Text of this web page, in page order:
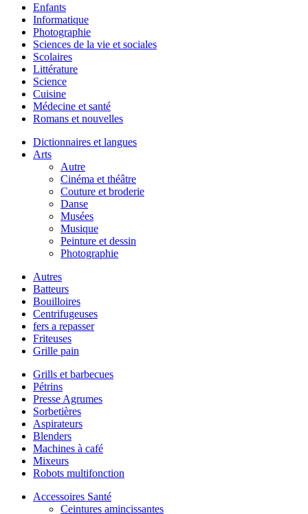
Enfants
Informatique
Photographie
Sciences de la vie et sociales
Scolaires
Littérature
Science
Cuisine
Médecine et santé
Romans et nouvelles
Dictionnaires et langues
Arts
Autre
Cinéma et théâtre
Couture et broderie
Danse
Musées
Musique
Peinture et dessin
Photographie
Autres
Batteurs
Bouilloires
Centrifugeuses
fers a repasser
Friteuses
Grille pain
Grills et barbecues
Pétrins
Presse Agrumes
Sorbetières
Aspirateurs
Blenders
Machines à café
Mixeurs
Robots multifonction
Accessoires Santé
Ceintures amincissantes